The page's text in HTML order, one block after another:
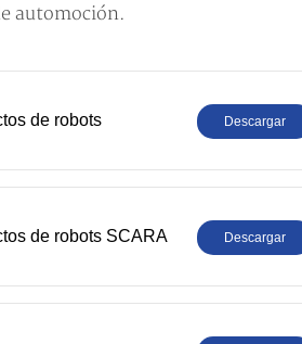
automoción.
de robots Descargar
de robots SCARA Descargar